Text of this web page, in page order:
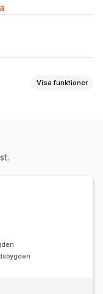
Visa funktioner